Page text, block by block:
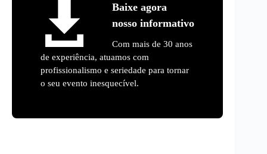
Baixe agora
nosso informativo
Com mais de 30 anos
de experiência, atuamos com
profissionalismo e seriedade para tornar
o seu evento inesquecível.